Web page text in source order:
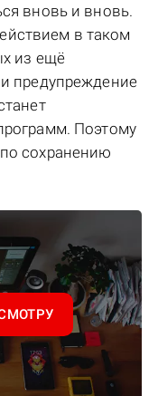
вновь и вновь.
в таком
из ещё
предупреждение
Поэтому
сохранению